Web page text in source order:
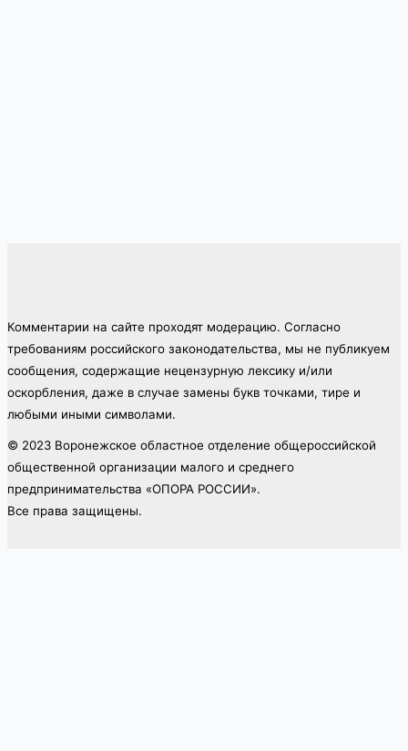
Комментарии на сайте проходят модерацию. Согласно
требованиям российского законодательства, мы не публикуем
сообщения, содержащие нецензурную лексику и/или
оскорбления, даже в случае замены букв точками, тире и
любыми иными символами.
© 2023 Воронежское областное отделение общероссийской
общественной организации малого и среднего
предпринимательства «ОПОРА РОССИИ».
Все права защищены.